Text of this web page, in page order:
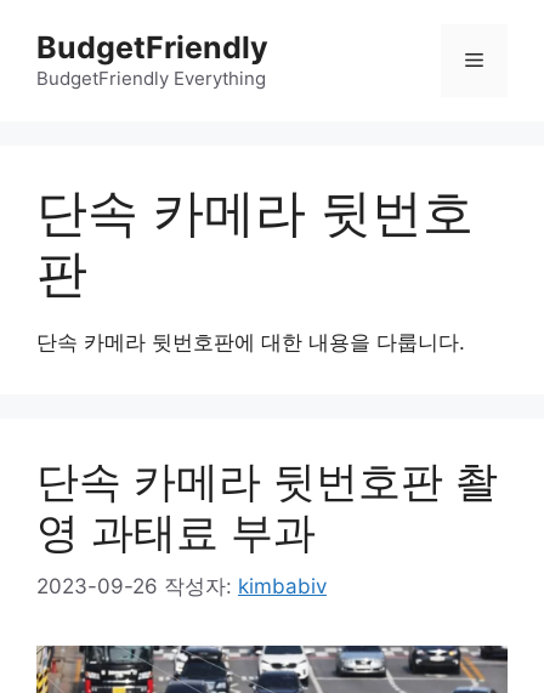
BudgetFriendly
BudgetFriendly Everything
메
단속 카메라 뒷번호
판
단속 카메라 뒷번호판에 대한 내용을 다룹니다.
단속 카메라 뒷번호판 촬
영 과태료 부과
2023-09-26 작성자: kimbabiv